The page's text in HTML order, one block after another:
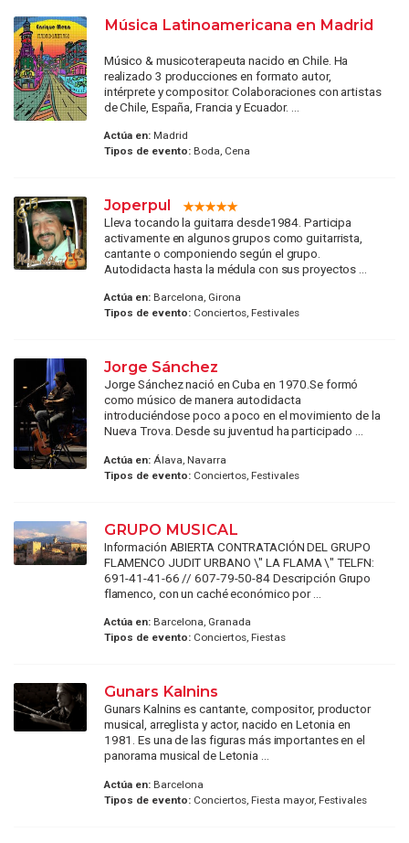
Música Latinoamericana en Madrid
Músico & musicoterapeuta nacido en Chile. Ha
realizado 3 producciones en formato autor,
intérprete y compositor. Colaboraciones con artistas
de Chile, España, Francia y Ecuador. ...
Actúa en:Madrid
Tipos de evento:Boda, Cena
Joperpul
Lleva tocando la guitarra desde1984. Participa
activamente en algunos grupos como guitarrista,
cantante o componiendo según el grupo.
Autodidacta hasta la médula con sus proyectos ...
Actúa en:Barcelona, Girona
Tipos de evento:Conciertos, Festivales
Jorge Sánchez
Jorge Sánchez nació en Cuba en 1970.Se formó
como músico de manera autodidacta
introduciéndose poco a poco en el movimiento de la
Nueva Trova. Desde su juventud ha participado ...
Actúa en:Álava, Navarra
Tipos de evento:Conciertos, Festivales
GRUPO MUSICAL
Información ABIERTA CONTRATACIÓN DEL GRUPO
FLAMENCO JUDIT URBANO \" LA FLAMA \" TELFN:
691-41-41-66 // 607-79-50-84 Descripción Grupo
flamenco, con un caché económico por ...
Actúa en:Barcelona, Granada
Tipos de evento:Conciertos, Fiestas
Gunars Kalnins
Gunars Kalnins es cantante, compositor, productor
musical, arreglista y actor, nacido en Letonia en
1981. Es una de las figuras más importantes en el
panorama musical de Letonia ...
Actúa en:Barcelona
Tipos de evento:Conciertos, Fiesta mayor, Festivales